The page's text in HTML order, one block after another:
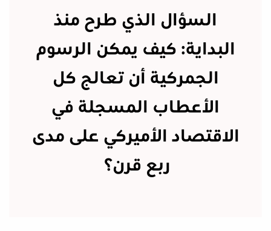
السؤال الذي طرح منذ
البداية: كيف يمكن الرسوم
الجمركية أن تعالج كل
الأعطاب المسجلة في
الاقتصاد الأميركي على مدى
ربع قرن؟